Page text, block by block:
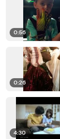
0:56
0:26
4:30